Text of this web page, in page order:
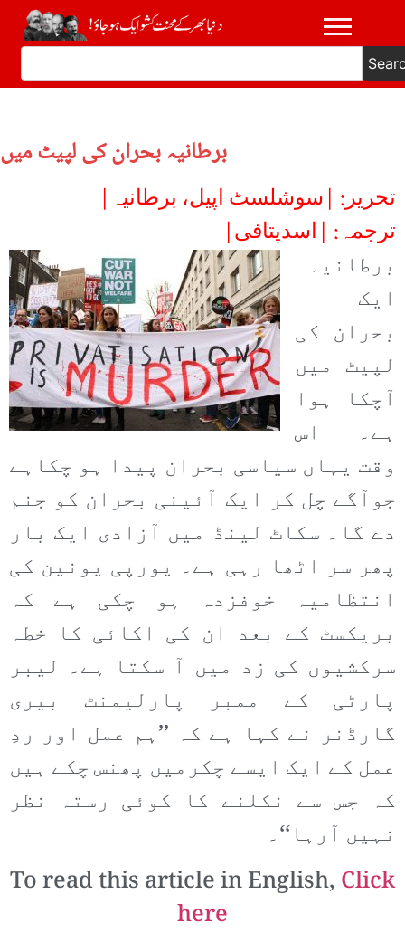
برطانیہ بحران کی لپیٹ میں
تحریر: |سوشلسٹ اپیل، برطانیہ|
ترجمہ: |اسدپتافی|
برطانیہ
ایک
بحران کی
لپیٹ میں
آچکا ہوا
ہے۔ اس
وقت یہاں سیاسی بحران پیدا ہو چکاہے
جوآگے چل کر ایک آئینی بحران کو جنم
دے گا۔ سکاٹ لینڈ میں آزادی ایک بار
پھر سر اٹھا رہی ہے۔ یورپی یونین کی
انتظامیہ خوفزدہ ہو چکی ہے کہ
بریکسٹ کے بعد ان کی اکائی کا خطہ
سرکشیوں کی زد میں آ سکتا ہے۔ لیبر
پارٹی کے ممبر پارلیمنٹ بیری
گارڈنر نے کہا ہے کہ ’’ہم عمل اور ردِ
عمل کے ایک ایسے چکرمیں پھنس چکے ہیں
کہ جس سے نکلنے کا کوئی رستہ نظر
نہیں آرہا‘‘۔
To read this article in English, Click
here